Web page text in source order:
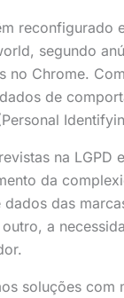
segundo
no Chrome.
de
na
da
das
a
soluções